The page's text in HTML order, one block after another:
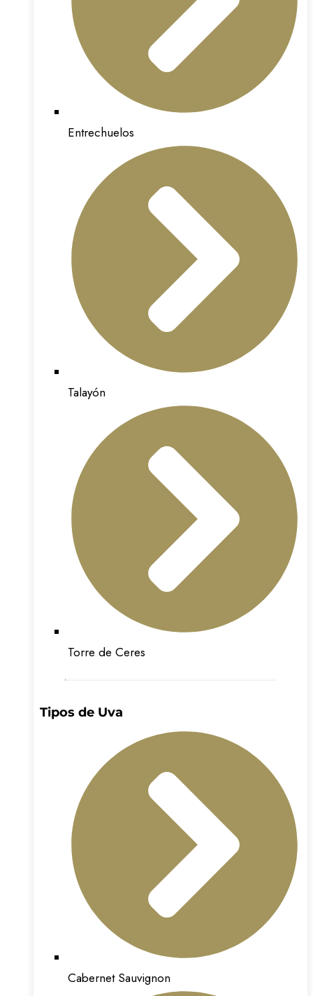
Entrechuelos
Talayón
Torre de Ceres
Tipos de Uva
Cabernet Sauvignon